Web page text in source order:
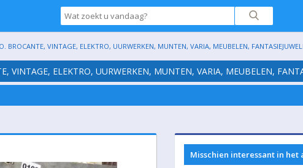
BROCANTE, VINTAGE, ELEKTRO, UURWERKEN, MUNTEN, VARIA, MEUBELEN,
VINTAGE, ELEKTRO, UURWERKEN, MUNTEN, VARIA, MEUBELEN,
Misschien interessant in het